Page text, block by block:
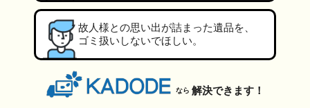
故人様との思い出が詰まった遺品を、
ゴミ扱いしないでほしい。
なら 解決できます！